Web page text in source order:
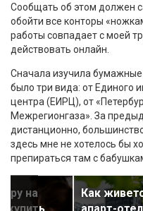
Сообщать об этом должен
обойти все конторы
работы совпадает с моей
действовать онлайн.
Сначала изучила
было три вида: от Единого
центра (ЕИРЦ), от
Межрегионгаза». За
дистанционно,
здесь мне не хотелось бы
препираться там с
на
купить
Как
апарт-